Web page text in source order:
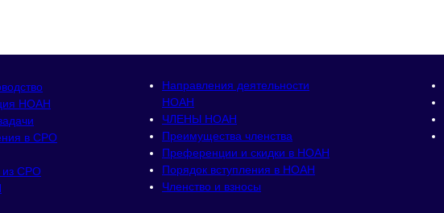
НОАН
в СРО
из СРО
Направления деятельности
НОАН
ЧЛЕНЫ НОАН
Преимущества членства
Преференции и скидки в НОАН
Порядок вступления в НОАН
Членство и взносы